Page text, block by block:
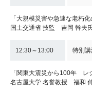
「大規模災害や急速な老朽
国土交通省 技監 吉岡 幹夫
12:30～13:00 特別
「関東大震災から100年
名古屋大学 名誉教授 福